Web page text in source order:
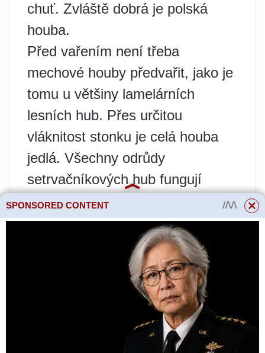
chuť. Zvláště dobrá je polská
houba.
Před vařením není třeba
mechové houby předvařit, jako je
tomu u většiny lamelárních
lesních hub. Přes určitou
vláknitost stonku je celá houba
jedlá. Všechny odrůdy
setrvačníkových hub fungují
dobře při jakémkoli typu
kulinářského zpracování – v
horkých prvních chodech, dušené
a smažené, mohou být soleny,
nakládány a sušeny. Je pravda,
že při sušení mechové houby
často velmi ztmavnou nebo
dokonce zčernají, a proto se
SPONSORED CONTENT